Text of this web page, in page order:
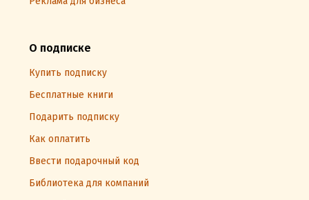
О подписке
Купить подписку
Бесплатные книги
Подарить подписку
Как оплатить
Ввести подарочный код
Библиотека для компаний